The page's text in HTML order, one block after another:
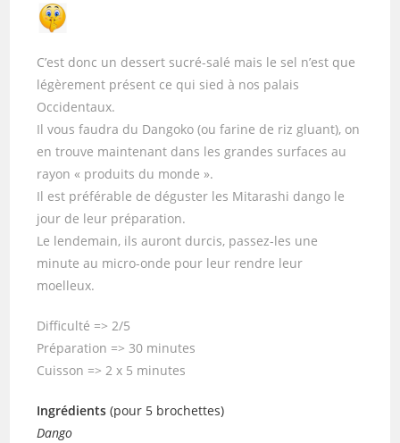
C’est donc un dessert sucré-salé mais le sel n’est que
légèrement présent ce qui sied à nos palais
Occidentaux.
Il vous faudra du Dangoko (ou farine de riz gluant), on
en trouve maintenant dans les grandes surfaces au
rayon « produits du monde ».
Il est préférable de déguster les Mitarashi dango le
jour de leur préparation.
Le lendemain, ils auront durcis, passez-les une
minute au micro-onde pour leur rendre leur
moelleux.
Difficulté => 2/5
Préparation => 30 minutes
Cuisson => 2 x 5 minutes
Ingrédients (pour 5 brochettes)
Dango